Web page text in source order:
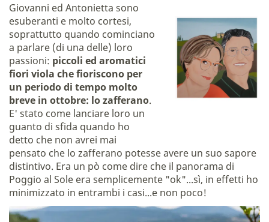
Giovanni ed Antonietta sono
esuberanti e molto cortesi,
soprattutto quando cominciano
a parlare (di una delle) loro
passioni: piccoli ed aromatici
fiori viola che fioriscono per
un periodo di tempo molto
breve in ottobre: lo zafferano.
E' stato come lanciare loro un
guanto di sfida quando ho
detto che non avrei mai
pensato che lo zafferano potesse avere un suo sapore
distintivo. Era un pò come dire che il panorama di
Poggio al Sole era semplicemente "ok"...sì, in effetti ho
minimizzato in entrambi i casi...e non poco!